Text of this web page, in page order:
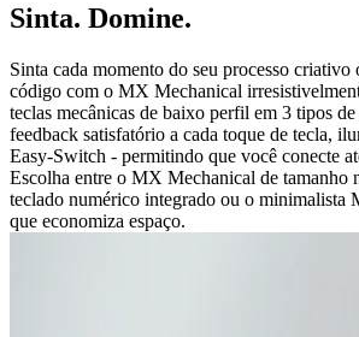
Sinta. Domine.
Sinta cada momento do seu processo criativo
código com o MX Mechanical
teclas mecânicas de baixo perfil em 3 tipos
feedback satisfatório a cada toque de tecla,
Easy-Switch - permitindo que você conecte
Escolha entre o MX Mechanical de tamanho
teclado numérico integrado ou o
que economiza espaço.